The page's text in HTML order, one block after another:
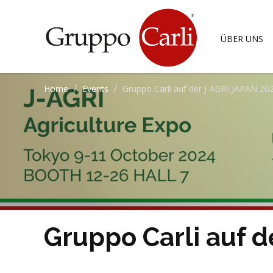
ÜBER UNS
RINDER EQUIDEN
LUZERNE
T—info@gruppocarli.com—
Home / Events / Gruppo Carli auf der J-AGRI JAPAN
Gruppo Carli auf